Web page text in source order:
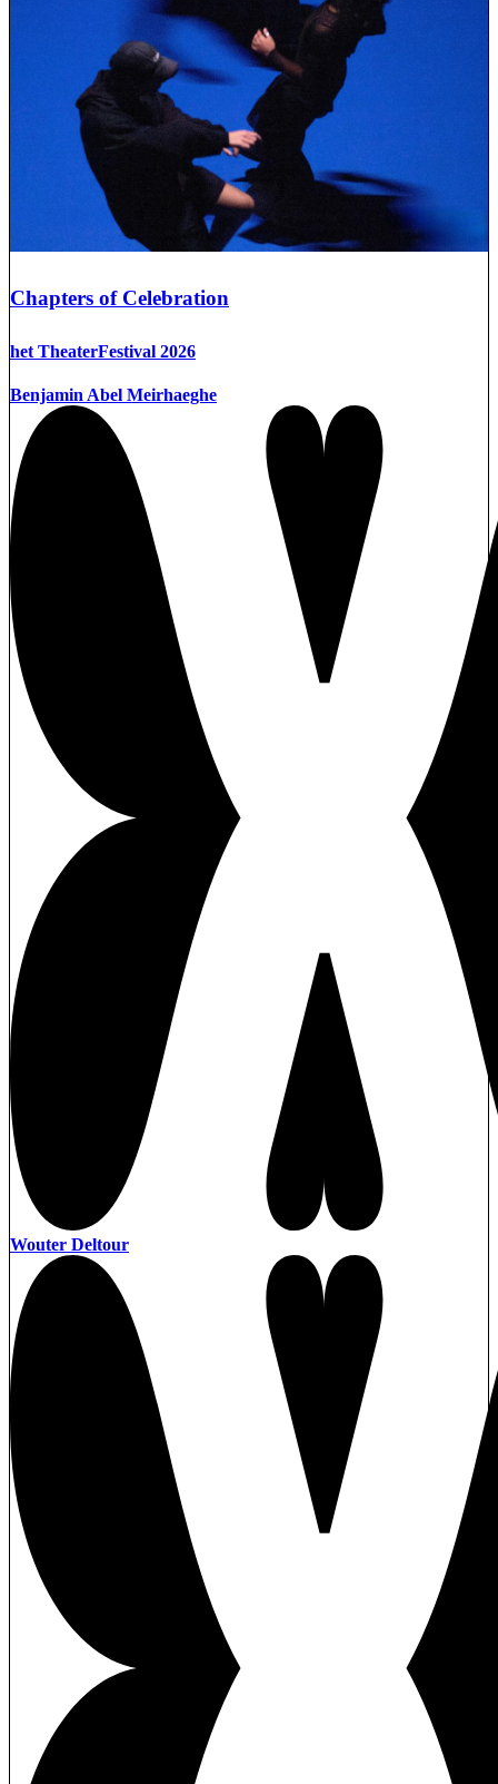
Chapters of Celebration
het TheaterFestival 2026
Benjamin Abel Meirhaeghe
Wouter Deltour